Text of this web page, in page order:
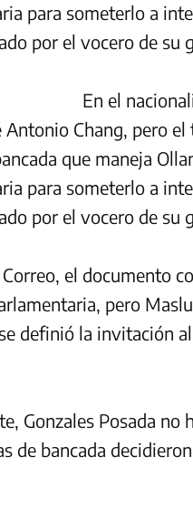
para someterlo a
por el vocero de su
En el
Chang, pero
que maneja
para someterlo a
por el vocero de su
el documento
pero
definió la invitación
Gonzales Posada
de bancada